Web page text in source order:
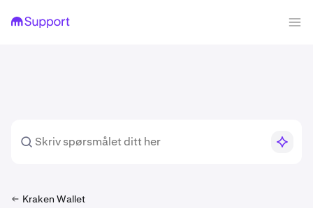
Kraken Wallet